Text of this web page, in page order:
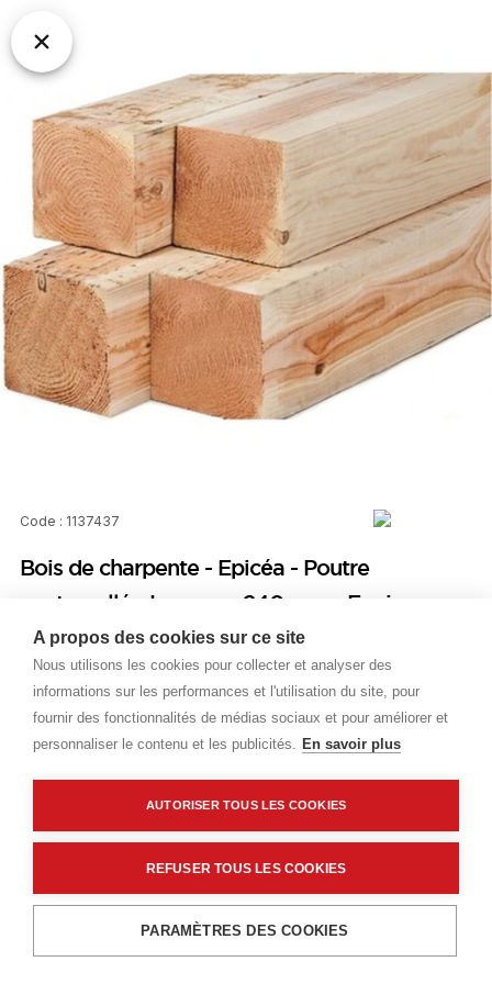
A propos des cookies sur ce site
Nous utilisons les cookies pour collecter et analyser des
informations sur les performances et l'utilisation du site, pour
fournir des fonctionnalités de médias sociaux et pour améliorer et
personnaliser le contenu et les publicités. En savoir plus
AUTORISER TOUS LES COOKIES
REFUSER TOUS LES COOKIES
PARAMÈTRES DES COOKIES
Code : 1137437
Bois de charpente - Epicéa - Poutre
contrecollé - Largeur : 240 mm - Epaisseur :
240 mm - Longueur : 13500 mm - Visible
Prix public
Plus 5,72 € d'éco-part. DEEE
111,20 €TTC/ML
Livraisons & enlèvement
Livraison standard Sur commande
Ajouter au panier